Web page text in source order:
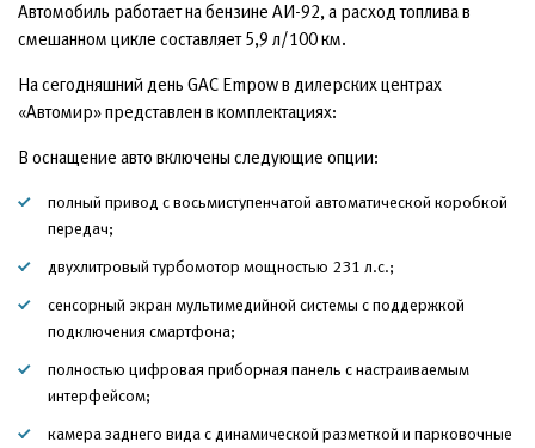
Автомобиль работает на бензине АИ-92, а расход топлива в
смешанном цикле составляет 5,9 л/100 км.
На сегодняшний день GAC Empow в дилерских центрах
«Автомир» представлен в комплектациях:
В оснащение авто включены следующие опции:
полный привод с восьмиступенчатой автоматической коробкой
передач;
двухлитровый турбомотор мощностью 231 л.с.;
сенсорный экран мультимедийной системы с поддержкой
подключения смартфона;
полностью цифровая приборная панель с настраиваемым
интерфейсом;
камера заднего вида с динамической разметкой и парковочные